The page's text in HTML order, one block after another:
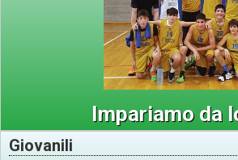
Impariamo da
Giovanili